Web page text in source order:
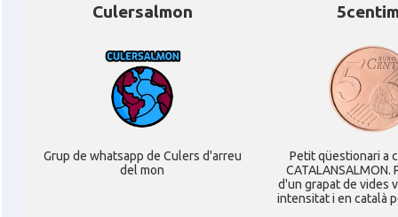
Katalanischer Salon, e. V.
Oficina Exterior de Catalunya a
Delegació del Govern a Alemanya
Culersalmon
Grup de whatsapp de Culers d'arreu
del mon
Petit qüestionari a
CATALANSALMON.
d'un grapat de vides
intensitat i en català